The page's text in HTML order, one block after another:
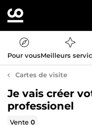
Pour vousMeilleurs
Cartes de visite
Je vais créer
professionel
Vente0